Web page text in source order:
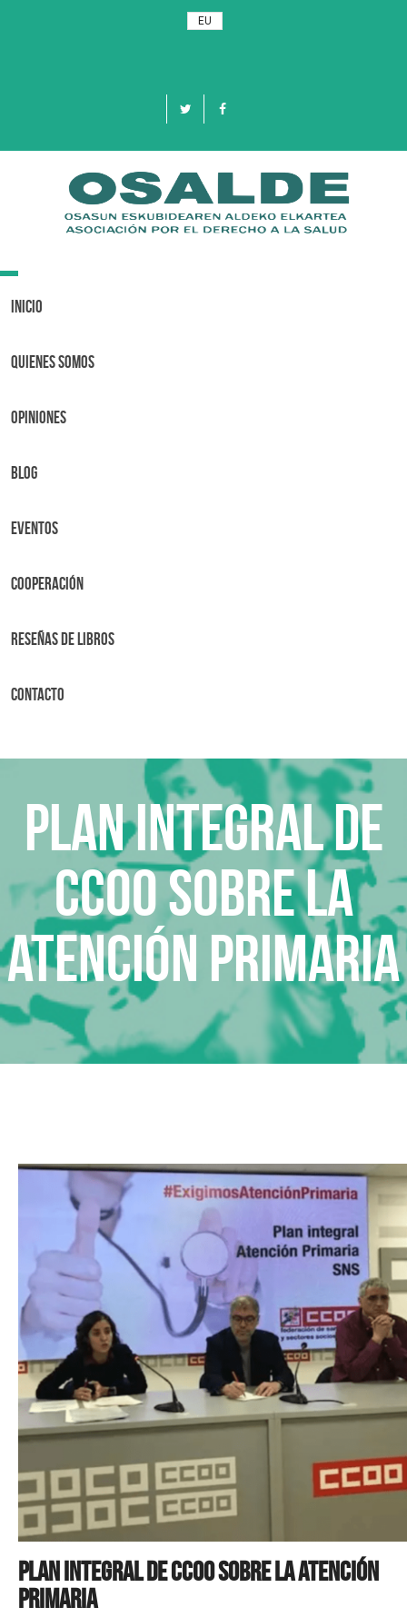
EU
Toggle
Inicio
Quienes Somos
OPINIONES
BLOG
Eventos
Cooperación
Reseñas de libros
Contacto
Plan Integral de
CCOO sobre la
Atención Primaria
Plan Integral de CCOO sobre la Atención
Primaria